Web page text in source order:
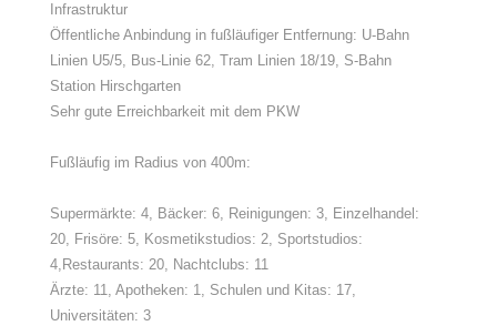
Infrastruktur
Öffentliche Anbindung in fußläufiger Entfernung: U-Bahn
Linien U5/5, Bus-Linie 62, Tram Linien 18/19, S-Bahn
Station Hirschgarten
Sehr gute Erreichbarkeit mit dem PKW
Fußläufig im Radius von 400m:
Supermärkte: 4, Bäcker: 6, Reinigungen: 3, Einzelhandel:
20, Frisöre: 5, Kosmetikstudios: 2, Sportstudios:
4,Restaurants: 20, Nachtclubs: 11
Ärzte: 11, Apotheken: 1, Schulen und Kitas: 17,
Universitäten: 3